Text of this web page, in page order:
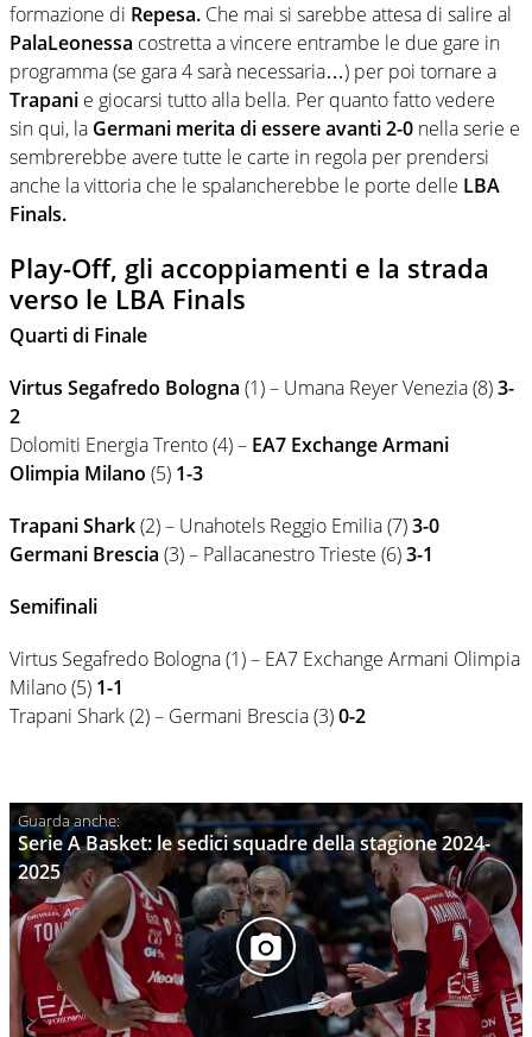
formazione di Repesa. Che mai si sarebbe attesa di salire al
PalaLeonessa costretta a vincere entrambe le due gare in
programma (se gara 4 sarà necessaria…) per poi tornare a
Trapani e giocarsi tutto alla bella. Per quanto fatto vedere
sin qui, la Germani merita di essere avanti 2-0 nella serie e
sembrerebbe avere tutte le carte in regola per prendersi
anche la vittoria che le spalancherebbe le porte delle LBA
Finals.
Play-Off, gli accoppiamenti e la strada
verso le LBA Finals
Quarti di Finale
Virtus Segafredo Bologna (1) – Umana Reyer Venezia (8)3-
2
Dolomiti Energia Trento (4) – EA7 Exchange Armani
Olimpia Milano (5) 1-3
Trapani Shark(2) – Unahotels Reggio Emilia (7)3-0
Germani Brescia (3) – Pallacanestro Trieste (6)3-1
Semifinali
Virtus Segafredo Bologna (1) – EA7 Exchange Armani Olimpia
Milano (5) 1-1
Trapani Shark (2) – Germani Brescia (3)0-2
Serie A Basket: le sedici squadre della stagione 2024-
2025